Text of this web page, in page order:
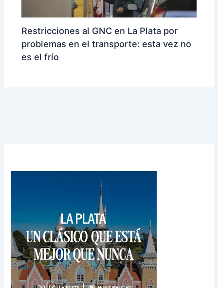
Restricciones al GNC en La Plata por
problemas en el transporte: esta vez no
es el frío